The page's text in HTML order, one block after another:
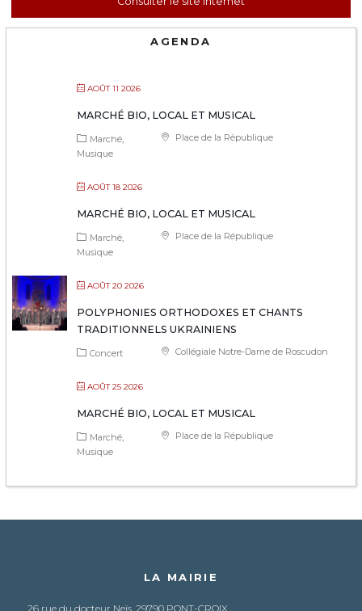
AGENDA
AOÛT 11 2026
MARCHÉ BIO, LOCAL ET MUSICAL
Place de la République
Marché
Musique
AOÛT 18 2026
MARCHÉ BIO, LOCAL ET MUSICAL
Place de la République
Marché
Musique
AOÛT 20 2026
POLYPHONIES ORTHODOXES ET CHANTS
TRADITIONNELS UKRAINIENS
Collégiale Notre-Dame de Roscudon
Concert
AOÛT 25 2026
MARCHÉ BIO, LOCAL ET MUSICAL
Place de la République
Marché
Musique
LA MAIRIE
26 rue du docteur Neïs, 29790 PONT-CROIX